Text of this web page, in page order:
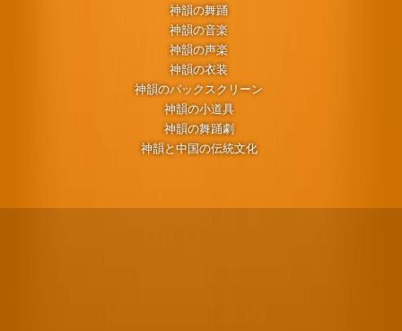
神韻の舞踊
神韻の音楽
神韻の声楽
神韻の衣装
神韻のバックスクリーン
神韻の小道具
神韻の舞踊劇
神韻と中国の伝統文化